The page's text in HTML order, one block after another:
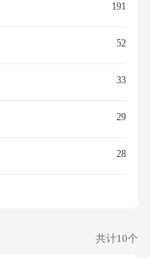
191
52
33
29
28
共计10个